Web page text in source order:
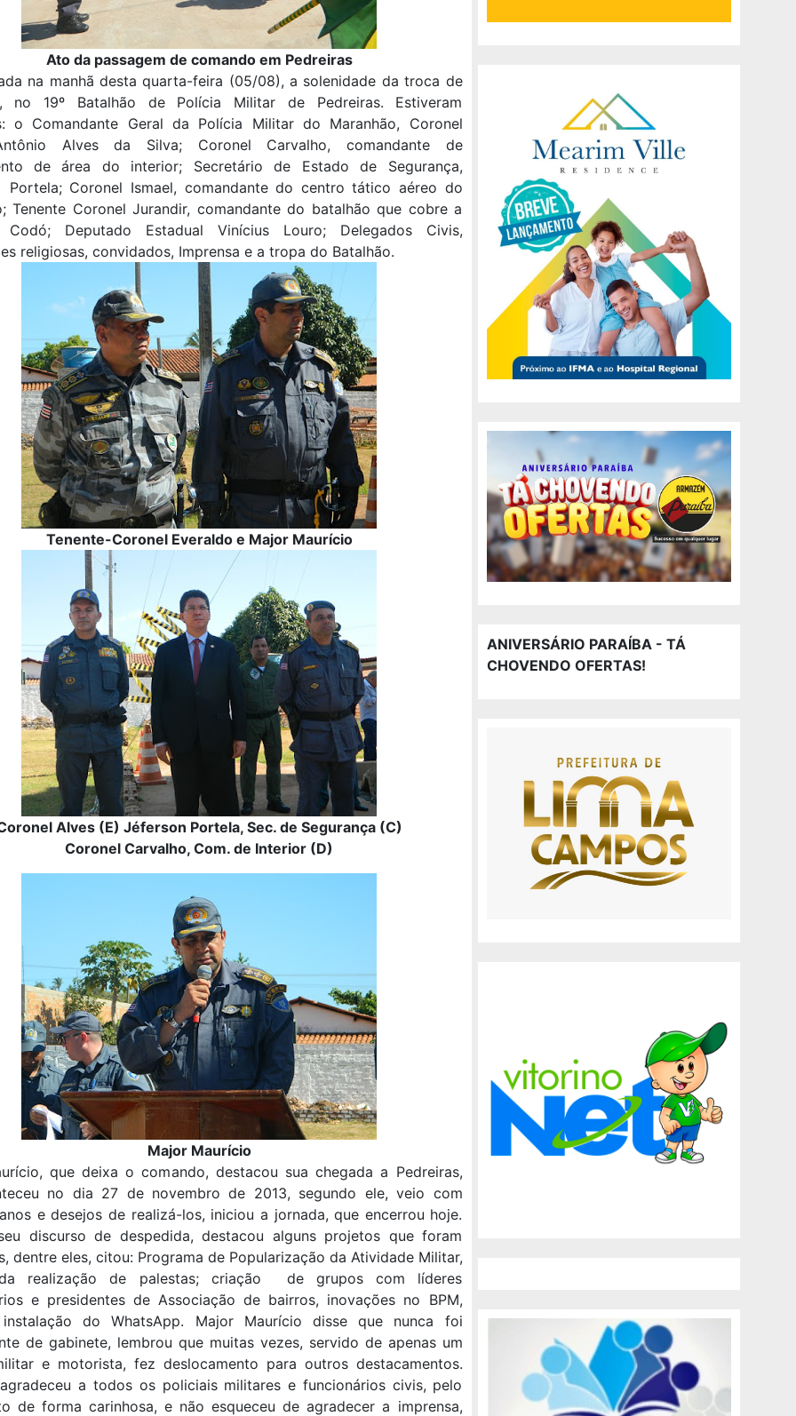
Ato da passagem de comando em Pedreiras
na manhã desta quarta-feira (05/08), a solenidade da troca de
no 19º Batalhão de Polícia Militar de Pedreiras. Estiveram
o Comandante Geral da Polícia Militar do Maranhão, Coronel
Alves da Silva; Coronel Carvalho, comandante de
de área do interior; Secretário de Estado de Segurança,
Coronel Ismael, comandante do centro tático aéreo do
Tenente Coronel Jurandir, comandante do batalhão que cobre a
Deputado Estadual Vinícius Louro; Delegados Civis,
religiosas, convidados, Imprensa e a tropa do Batalhão.
Tenente-Coronel Everaldo e Major Maurício
Alves (E) Jéferson Portela, Sec. de Segurança (C)
Coronel Carvalho, Com. de Interior (D)
Major Maurício
que deixa o comando, destacou sua chegada a Pedreiras,
no dia 27 de novembro de 2013, segundo ele, veio com
e desejos de realizá-los, iniciou a jornada, que encerrou hoje.
discurso de despedida, destacou alguns projetos que foram
dentre eles, citou: Programa de Popularização da Atividade Militar,
realização de palestas; criação de grupos com líderes
e presidentes de Associação de bairros, inovações no BPM,
do WhatsApp. Major Maurício disse que nunca foi
de gabinete, lembrou que muitas vezes, servido de apenas um
e motorista, fez deslocamento para outros destacamentos.
a todos os policiais militares e funcionários civis, pelo
de forma carinhosa, e não esqueceu de agradecer a imprensa,
ANIVERSÁRIO PARAÍBA - TÁ
CHOVENDO OFERTAS!